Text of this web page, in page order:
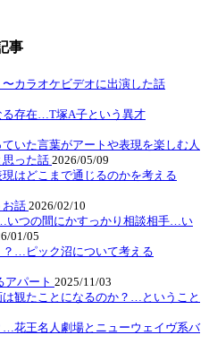
事
〜カラオケビデオに出演した話
る存在…T塚A子という異才
いた言葉がアートや表現を楽しむ人
った話 2026/05/09
はどこまで通じるのかを考える
話 2026/02/10
いつの間にかすっかり相談相手…い
01/05
…ピック沼について考える
アパート 2025/11/03
観たことになるのか？…ということ
花王名人劇場とニューウェイヴ系バ